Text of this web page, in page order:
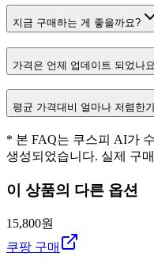
지금 구매하는 게 좋을까요?
가격은 언제 업데이트 되었나
평균 가격대비 얼마나 저렴한
* 본 FAQ는 쿠스피 AI가
생성되었습니다. 실제 구
이 상품의 다른 옵션
15,800원
쿠팡 구매